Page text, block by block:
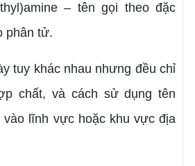
– tên gọi theo đặc
phân tử.
tuy khác nhau nhưng đều chỉ
chất, và cách sử dụng tên
lĩnh vực hoặc khu vực địa